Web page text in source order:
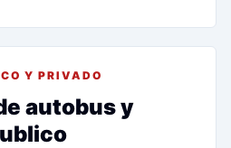
Y PRIVADO
autobus y